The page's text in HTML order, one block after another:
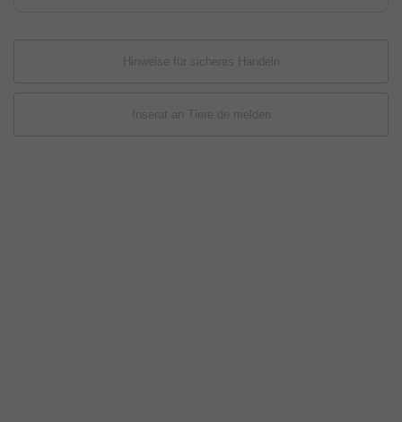
Hinweise für sicheres Handeln
Inserat an Tiere.de melden